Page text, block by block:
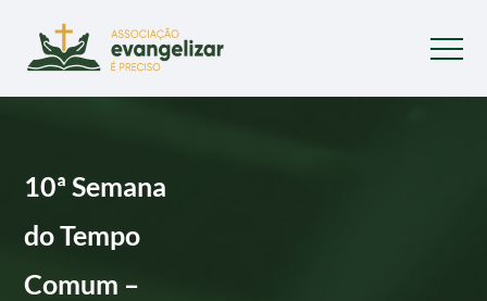
10ª Semana
do Tempo
Comum –